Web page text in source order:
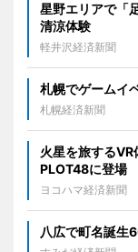
星野エリアで「
清涼体験
軽井沢経済新聞
札幌でゲームイ
札幌経済新聞
火星を旅する
PLOT48に登場
ヨコハマ経済新聞
八広で町名誕